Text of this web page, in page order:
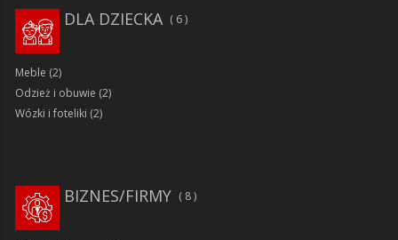
6
DLA DZIECKA
Meble (2)
Odzież i obuwie (2)
Wózki i foteliki (2)
8
BIZNES/FIRMY